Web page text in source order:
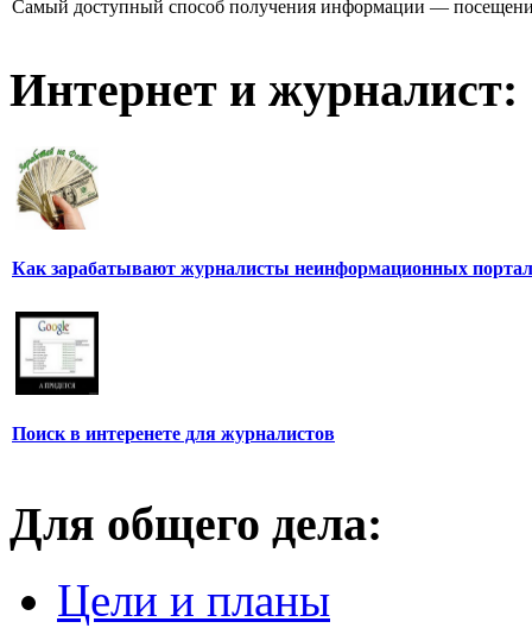
Самый доступный способ получения информации —
Интернет и журналист:
Как зарабатывают журналисты неинформационных
Поиск в интеренете для журналистов
Для общего дела:
Цели и планы